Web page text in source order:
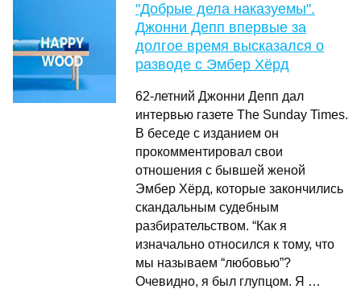
"Добрые дела наказуемы".
Джонни Депп впервые за
долгое время высказался о
разводе с Эмбер Хёрд
62-летний Джонни Депп дал
интервью газете The Sunday Times.
В беседе с изданием он
прокомментировал свои
отношения с бывшей женой
Эмбер Хёрд, которые закончились
скандальным судебным
разбирательством. “Как я
изначально относился к тому, что
мы называем “любовью”?
Очевидно, я был глупцом. Я …